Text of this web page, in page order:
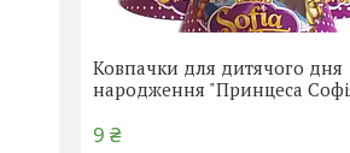
Ковпачки для дитячого дня
народження "Принцеса
9 ₴